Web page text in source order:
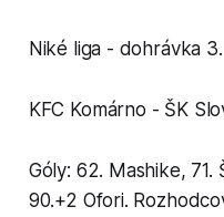
Niké liga - dohrávka
KFC Komárno - ŠK
Góly: 62. Mashike,
90.+2 Ofori.